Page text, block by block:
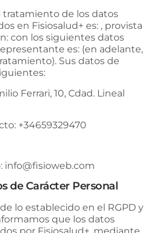
tratamiento de los datos
en Fisiosalud+ es: , provista
con los siguientes datos
es: (en adelante,
Sus datos de
Ferrari, 10, Cdad. Lineal
+34659329470
info@fisioweb.com
de Carácter Personal
lo establecido en el RGPD y
que los datos